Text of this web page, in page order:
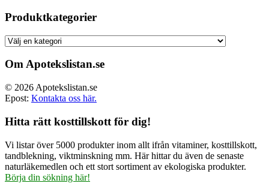
priset
499.00 kr.
priset
är:
374.00 kr.
Produktkategorier
Om Apotekslistan.se
© 2026 Apotekslistan.se
Epost: Kontakta oss här.
Hitta rätt kosttillskott för dig!
Vi listar över 5000 produkter inom allt ifrån vitaminer, kosttillskott,
tandblekning, viktminskning mm. Här hittar du även de senaste
naturläkemedlen och ett stort sortiment av ekologiska produkter.
Börja din sökning här!